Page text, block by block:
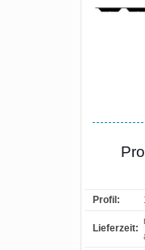
Profil:
Lieferzeit: